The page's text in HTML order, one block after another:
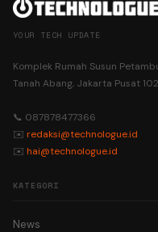
YOUR TECH UPDATE
Komplek Rumah Susun
Tanah Abang, Jakarta Pusat
📞 087878477366
✉️ redaksi@technologue.id
✉️ hai@technologue.id
KATEGORI
News